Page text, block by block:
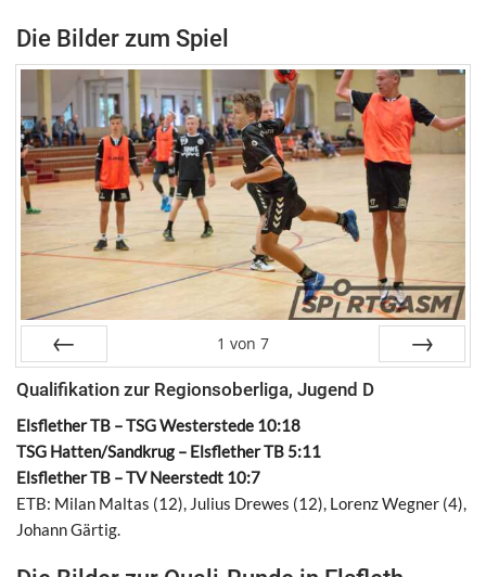
Die Bilder zum Spiel
Zurück
1 von 7
Qualifikation zur Regionsoberliga, Jugend D
Elsflether TB – TSG Westerstede 10:18
TSG Hatten/Sandkrug – Elsflether TB 5:11
Elsflether TB – TV Neerstedt 10:7
ETB: Milan Maltas (12), Julius Drewes (12), Lorenz Wegner (4),
Johann Gärtig.